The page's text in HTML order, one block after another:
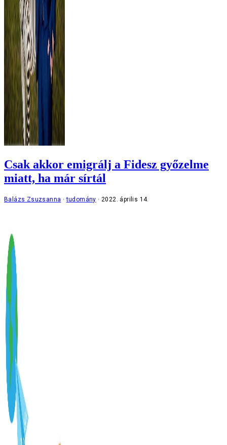
Csak akkor emigrálj a Fidesz győzelme
miatt, ha már sírtál
Balázs Zsuzsanna tudomány 2022. április 14.